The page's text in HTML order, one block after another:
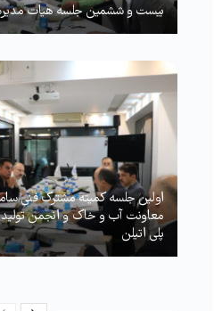
بیست و ششمین جلسه هیات
اولین جلسه کمیته مشترک فنی
معاونت آب و خاک و انجمن تولید
پلی اتیلن